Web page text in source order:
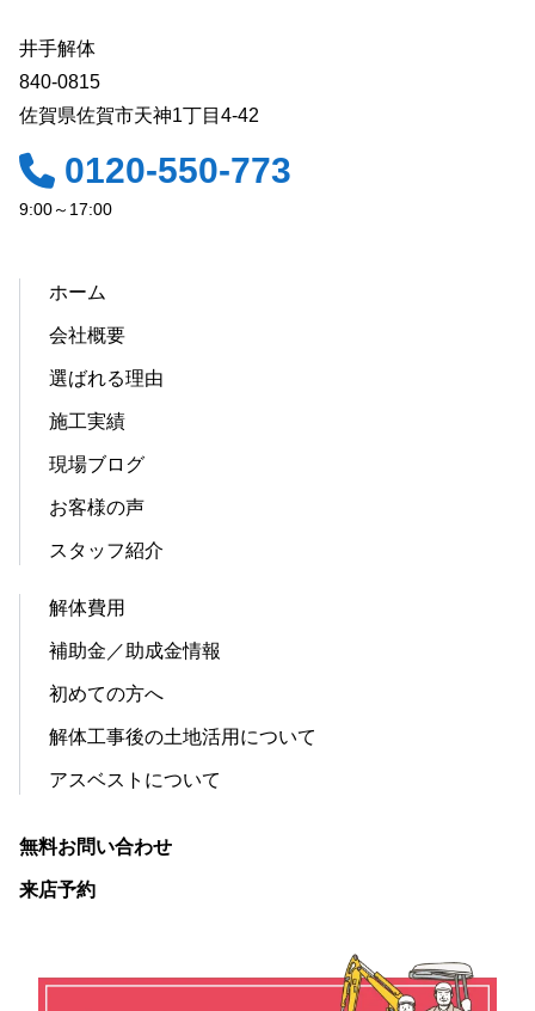
井手解体
840-0815
佐賀県佐賀市天神1丁目4-42
0120-550-773
9:00～17:00
ホーム
会社概要
選ばれる理由
施工実績
現場ブログ
お客様の声
スタッフ紹介
解体費用
補助金／助成金情報
初めての方へ
解体工事後の土地活用について
アスベストについて
無料お問い合わせ
来店予約